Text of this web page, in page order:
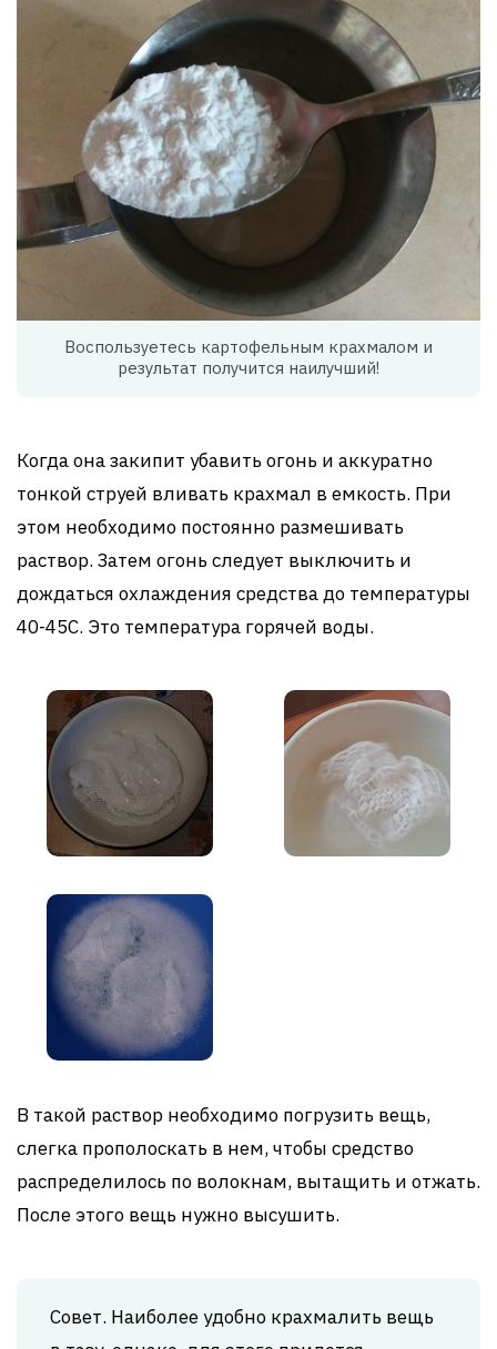
Воспользуетесь картофельным крахмалом и
результат получится наилучший!
Когда она закипит убавить огонь и аккуратно
тонкой струей вливать крахмал в емкость. При
этом необходимо постоянно размешивать
раствор. Затем огонь следует выключить и
дождаться охлаждения средства до температуры
40-45С. Это температура горячей воды.
В такой раствор необходимо погрузить вещь,
слегка прополоскать в нем, чтобы средство
распределилось по волокнам, вытащить и отжать.
После этого вещь нужно высушить.
Совет. Наиболее удобно крахмалить вещь